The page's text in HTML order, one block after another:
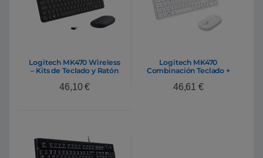
Logitech MK470 Wireless
– Kits de Teclado y Ratón
46,10€
Logitech MK470
Combinación Teclado +
compacto y silencioso |
46,61 €